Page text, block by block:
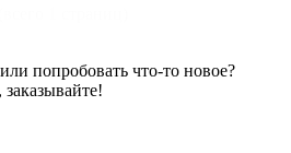
попробовать что-то новое?